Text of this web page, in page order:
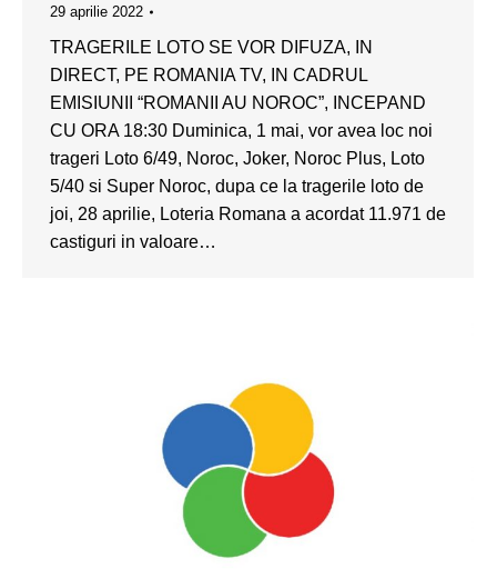
29 aprilie 2022
TRAGERILE LOTO SE VOR DIFUZA, IN
DIRECT, PE ROMANIA TV, IN CADRUL
EMISIUNII “ROMANII AU NOROC”, INCEPAND
CU ORA 18:30 Duminica, 1 mai, vor avea loc noi
trageri Loto 6/49, Noroc, Joker, Noroc Plus, Loto
5/40 si Super Noroc, dupa ce la tragerile loto de
joi, 28 aprilie, Loteria Romana a acordat 11.971 de
castiguri in valoare…